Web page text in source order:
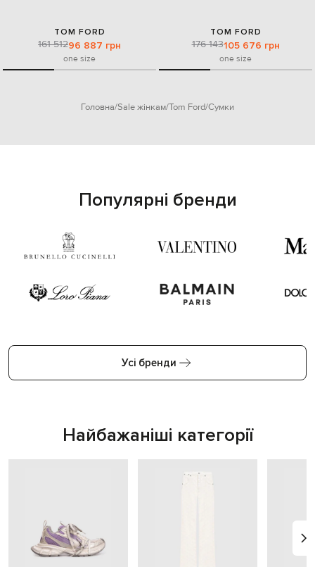
TOM FORD
161 51296 887 грн
one size
TOM FORD
176 143105 676 грн
one size
Головна Sale жінкам Tom Ford Сумки
Популярні бренди
Усі бренди
Найбажаніші категорії